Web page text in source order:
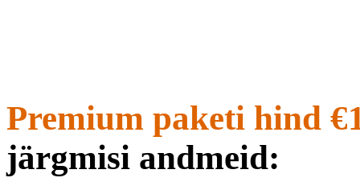
Premium paketi hind
järgmisi andmeid: